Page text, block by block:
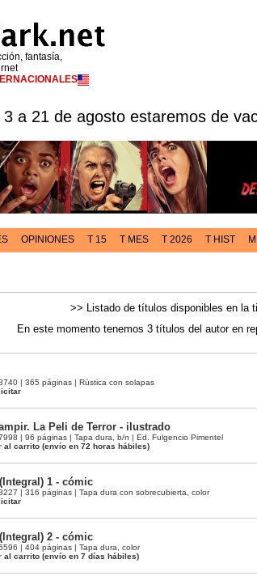
fantasía,
3 a 21 de agosto estaremos de
OPINIONES T 15 T MES T 2026 T HIST
>> Listado de títulos disponibles en la
En este momento tenemos 3 títulos del autor en
| 365 páginas | Rústica con solapas
La Peli de Terror - ilustrado
| 96 páginas | Tapa dura, b/n | Ed. Fulgencio Pimentel
al carrito (envío en 72 horas hábiles)
1 - cómic
| 316 páginas | Tapa dura con sobrecubierta, color
2 - cómic
| 404 páginas | Tapa dura, color
al carrito (envío en 7 días hábiles)